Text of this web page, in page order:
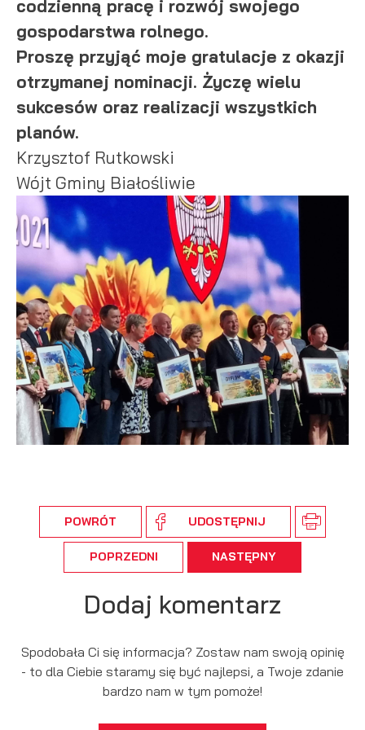
codzienną pracę i rozwój swojego
gospodarstwa rolnego.
Proszę przyjąć moje gratulacje z okazji
otrzymanej nominacji. Życzę wielu
sukcesów oraz realizacji wszystkich
planów.
Krzysztof Rutkowski
Wójt Gminy Białośliwie
POWRÓT UDOSTĘPNIJ
POPRZEDNI NASTĘPNY
Dodaj komentarz
Spodobała Ci się informacja? Zostaw nam swoją opinię
- to dla Ciebie staramy się być najlepsi, a Twoje zdanie
bardzo nam w tym pomoże!
podmiotów trzecich lub firm będących naszymi partnerami
oraz innych dostawców usług. Firmy te działają w charakterze
pośredników prezentujących nasze treści w postaci
wiadomości, ofert, komunikatów mediów społecznościowych.